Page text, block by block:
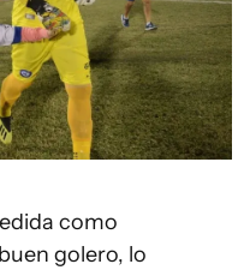
como
golero, lo